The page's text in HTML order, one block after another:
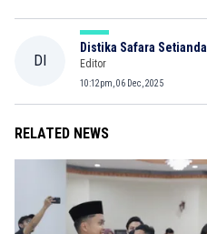
DI
Distika Safara Setianda
Editor
10:12pm, 06 Dec, 2025
RELATED NEWS